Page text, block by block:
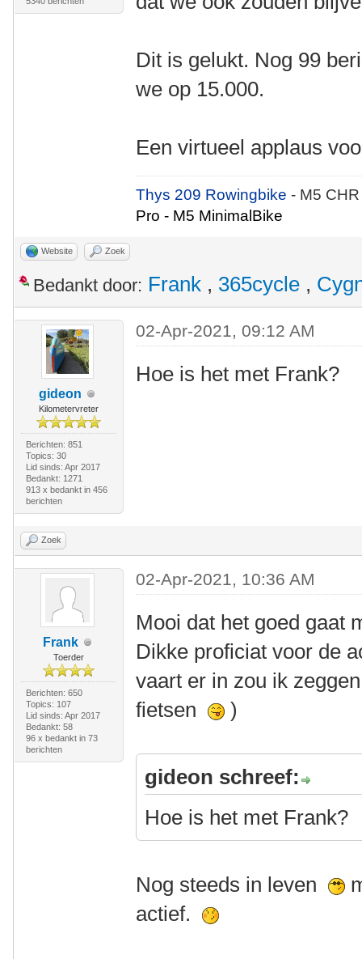
Dit is gelukt. Nog 99
we op 15.000.
Een virtueel applaus
Thys 209 Rowingbike- M5
Pro - M5 MinimalBike
Website Zoek
Bedankt door: Frank , 365cycle ,
gideon
Kilometervreter
Berichten: 851
Topics: 30
Lid sinds: Apr 2017
Bedankt: 1271
913 x bedankt in 456
berichten
02-Apr-2021, 09:12 AM
Hoe is het met Frank?
Zoek
Frank
Toerder
Berichten: 650
Topics: 107
Lid sinds: Apr 2017
Bedankt: 58
96 x bedankt in 73
berichten
02-Apr-2021, 10:36 AM
Mooi dat het goed gaat
Dikke proficiat voor de
vaart er in zou ik
fietsen
)
gideon schreef:
Hoe is het met Frank?
Nog steeds in leven
actief.